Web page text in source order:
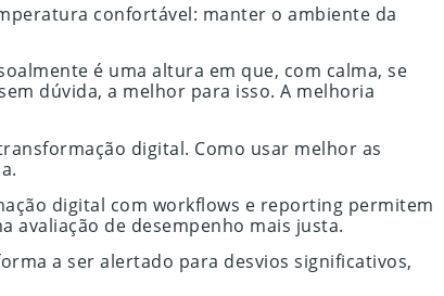
confortável: manter o ambiente da
é uma altura em que, com calma, se
dúvida, a melhor para isso. A melhoria
digital. Como usar melhor as
digital com workflows e reporting permitem
avaliação de desempenho mais justa.
a ser alertado para desvios significativos,